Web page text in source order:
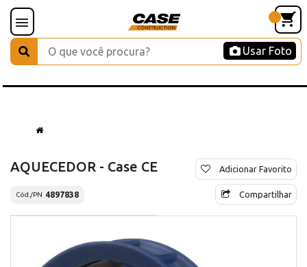
Usar Foto
AQUECEDOR - Case CE
Cód./PN 4897838
Adicionar Favorito
Compartilhar